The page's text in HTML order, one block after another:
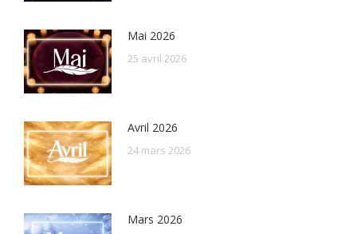
Mai 2026
25 avril 2026
Avril 2026
24 mars 2026
Mars 2026